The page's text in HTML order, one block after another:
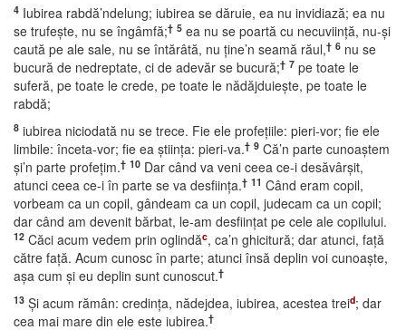
4 Iubirea rabdă’ndelung; iubirea se dăruie, ea nu invidiază; ea nu
se trufeşte, nu se îngâmfă;† 5 ea nu se poartă cu necuviinţă, nu-şi
caută pe ale sale, nu se întărâtă, nu ţine’n seamă răul,† 6 nu se
bucură de nedreptate, ci de adevăr se bucură;† 7 pe toate le
suferă, pe toate le crede, pe toate le nădăjduieşte, pe toate le
rabdă;
8 iubirea niciodată nu se trece. Fie ele profeţiile: pieri-vor; fie ele
limbile: înceta-vor; fie ea ştiinţa: pieri-va.† 9 Că’n parte cunoaştem
şi’n parte profeţim.† 10 Dar când va veni ceea ce-i desăvârşit,
atunci ceea ce-i în parte se va desfiinţa.† 11 Când eram copil,
vorbeam ca un copil, gândeam ca un copil, judecam ca un copil;
dar când am devenit bărbat, le-am desfiinţat pe cele ale copilului.
12 Căci acum vedem prin oglindăc, ca’n ghicitură; dar atunci, faţă
către faţă. Acum cunosc în parte; atunci însă deplin voi cunoaşte,
aşa cum şi eu deplin sunt cunoscut.†
13 Şi acum rămân: credinţa, nădejdea, iubirea, acestea treid; dar
cea mai mare din ele este iubirea.†